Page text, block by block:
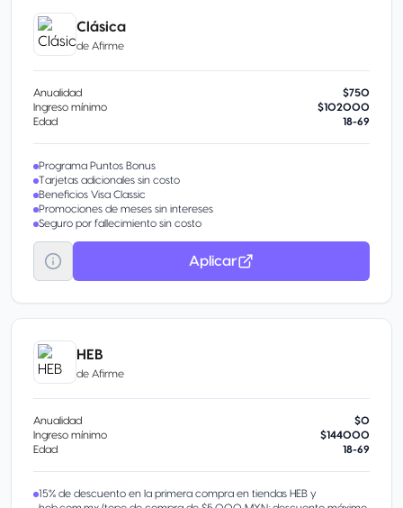
Clásica
de Afirme
Anualidad
$750
Ingreso mínimo
$102000
Edad
18-69
Programa Puntos Bonus
Tarjetas adicionales sin costo
Beneficios Visa Classic
Promociones de meses sin intereses
Seguro por fallecimiento sin costo
Aplicar
HEB
de Afirme
Anualidad
$0
Ingreso mínimo
$144000
Edad
18-69
15% de descuento en la primera compra en tiendas HEB y